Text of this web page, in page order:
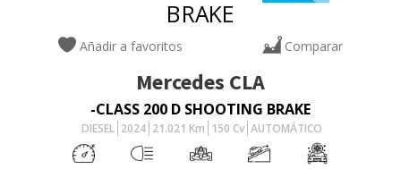
Añadir a favoritos Comparar
Mercedes CLA
-CLASS 200 D SHOOTING BRAKE
DIESEL 2024 21.021 Km 150 Cv AUTOMÁTICO